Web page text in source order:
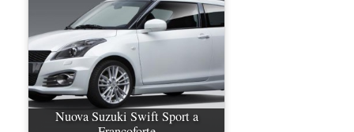
Nuova Suzuki Swift Sport a